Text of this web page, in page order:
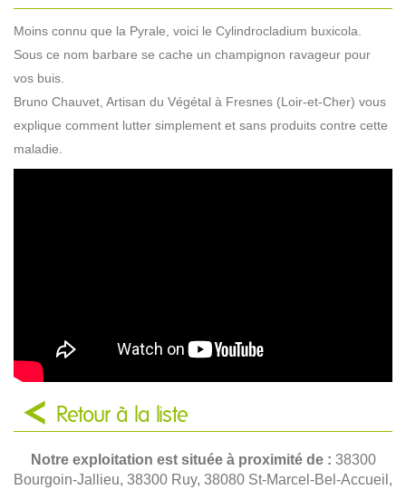
Moins connu que la Pyrale, voici le Cylindrocladium buxicola.
Sous ce nom barbare se cache un champignon ravageur pour
vos buis.
Bruno Chauvet, Artisan du Végétal à Fresnes (Loir-et-Cher) vous
explique comment lutter simplement et sans produits contre cette
maladie.
Retour à la liste
Notre exploitation est située à proximité de : 38300
Bourgoin-Jallieu, 38300 Ruy, 38080 St-Marcel-Bel-Accueil,